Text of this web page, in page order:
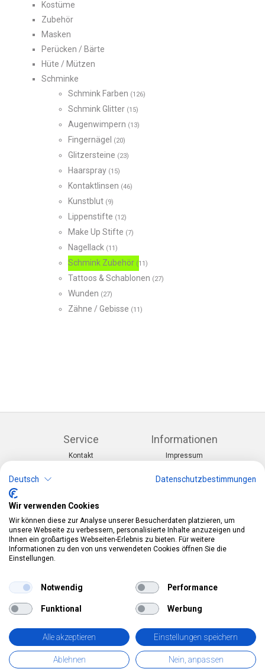
Kostüme
Zubehör
Masken
Perücken / Bärte
Hüte / Mützen
Schminke
Schmink Farben (126)
Schmink Glitter (15)
Augenwimpern (13)
Fingernägel (20)
Glitzersteine (23)
Haarspray (15)
Kontaktlinsen (46)
Kunstblut (9)
Lippenstifte (12)
Make Up Stifte (7)
Nagellack (11)
Schmink Zubehör (11)
Tattoos & Schablonen (27)
Wunden (27)
Zähne / Gebisse (11)
Service
Kontakt
Informationen
Impressum
Datenschutz
Kategorien
Anlässe & Themen
Kostüme & Zubehör
Partydeko & Festartikel
Merchandise & Toys
Telefon: 0412190091
Mail:
info@pekabo.ch
Instagram
Online-Shopping Garantie
Das Schweizer Gütesiegel für Sicherheit und
Orientierung beim Online-Shopping
• Swiss Online Garantie •
pekabo.ch GmbH: Der Schweizer Onlineshop für Merchandise,
Party- und Fasnachtsartikel und Spielwaren.
Deutsch Datenschutzbestimmungen
Wir verwenden Cookies
Wir können diese zur Analyse unserer Besucherdaten platzieren, um
unsere Webseite zu verbessern, personalisierte Inhalte anzuzeigen und
Ihnen ein großartiges Webseiten-Erlebnis zu bieten. Für weitere
Informationen zu den von uns verwendeten Cookies öffnen Sie die
Einstellungen.
Notwendig Performance
Funktional Werbung
Alle akzeptieren Einstellungen speichern
Ablehnen Nein, anpassen